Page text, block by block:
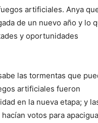
artificiales. Anya
de un nuevo año y lo
y oportunidades
las tormentas que
artificiales fueron
en la nueva etapa; y
votos para